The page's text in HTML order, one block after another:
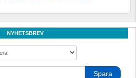
NYHETSBREV
Spara